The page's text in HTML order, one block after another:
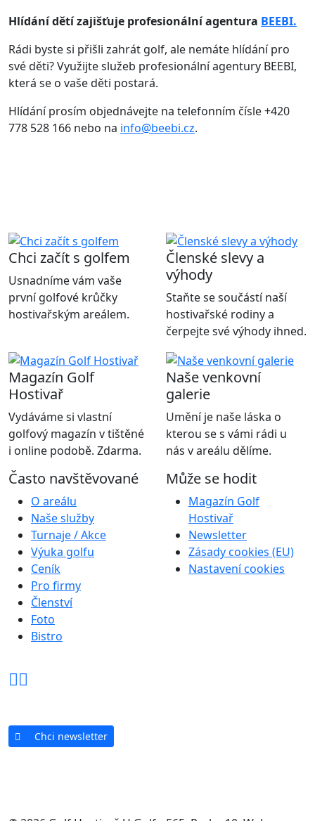
Hlídání dětí zajišťuje profesionální agentura BEEBI.
Rádi byste si přišli zahrát golf, ale nemáte hlídání pro
své děti? Využijte služeb profesionální agentury BEEBI,
která se o vaše děti postará.
Hlídání prosím objednávejte na telefonním čísle +420
778 528 166 nebo na info@beebi.cz.
Chci začít s golfem
Usnadníme vám vaše
první golfové krůčky
hostivařským areálem.
Členské slevy a
výhody
Staňte se součástí naší
hostivařské rodiny a
čerpejte své výhody ihned.
Magazín Golf
Hostivař
Vydáváme si vlastní
golfový magazín v tištěné
i online podobě. Zdarma.
Naše venkovní
galerie
Umění je naše láska o
kterou se s vámi rádi u
nás v areálu dělíme.
Často navštěvované
O areálu
Naše služby
Turnaje / Akce
Výuka golfu
Ceník
Pro firmy
Členství
Foto
Bistro
Může se hodit
Magazín Golf
Hostivař
Newsletter
Zásady cookies (EU)
Nastavení cookies
Chci newsletter